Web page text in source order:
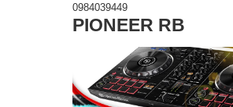
0984039449
PIONEER RB